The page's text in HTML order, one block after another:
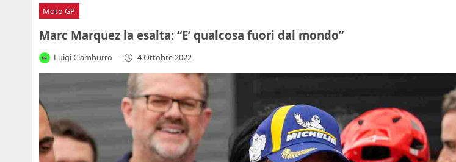
Moto GP
Marc Marquez la esalta: “E’ qualcosa fuori dal mondo”
Luigi Ciamburro - 4 Ottobre 2022